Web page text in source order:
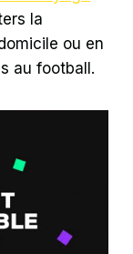
la
ou en
au football.